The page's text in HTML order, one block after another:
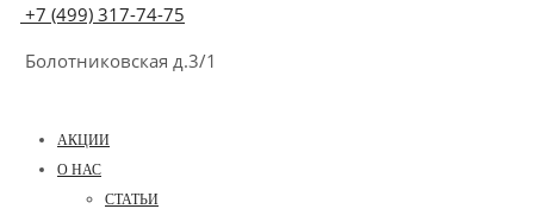
+7 (499) 317-74-75
Болотниковская д.3/1
АКЦИИ
О НАС
СТАТЬИ